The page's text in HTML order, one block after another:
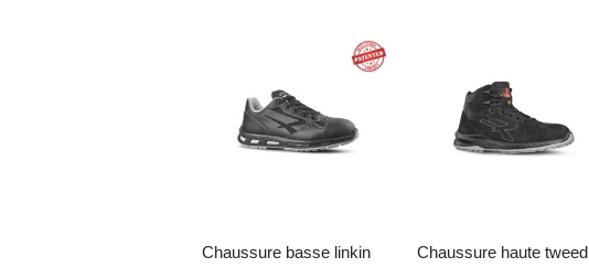
Ajouter à la liste d’envies
chaussure basse linkin
Ajouter à la liste d’envies
chaussure haute tweed